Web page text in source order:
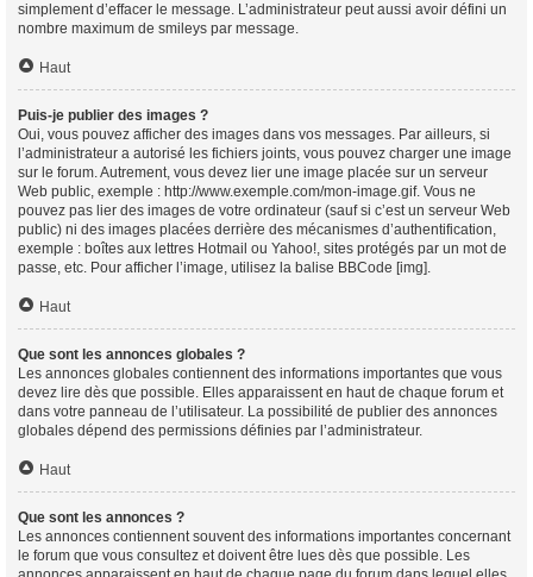
simplement d’effacer le message. L’administrateur peut aussi avoir défini un
nombre maximum de smileys par message.
Haut
Puis-je publier des images ?
Oui, vous pouvez afficher des images dans vos messages. Par ailleurs, si
l’administrateur a autorisé les fichiers joints, vous pouvez charger une image
sur le forum. Autrement, vous devez lier une image placée sur un serveur
Web public, exemple : http://www.exemple.com/mon-image.gif. Vous ne
pouvez pas lier des images de votre ordinateur (sauf si c’est un serveur Web
public) ni des images placées derrière des mécanismes d’authentification,
exemple : boîtes aux lettres Hotmail ou Yahoo!, sites protégés par un mot de
passe, etc. Pour afficher l’image, utilisez la balise BBCode [img].
Haut
Que sont les annonces globales ?
Les annonces globales contiennent des informations importantes que vous
devez lire dès que possible. Elles apparaissent en haut de chaque forum et
dans votre panneau de l’utilisateur. La possibilité de publier des annonces
globales dépend des permissions définies par l’administrateur.
Haut
Que sont les annonces ?
Les annonces contiennent souvent des informations importantes concernant
le forum que vous consultez et doivent être lues dès que possible. Les